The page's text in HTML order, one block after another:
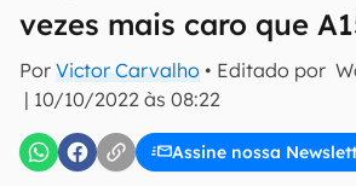
vezes mais caro que
Por Victor Carvalho • Editado por
| 10/10/2022 às 08:22
Assine nossa
E-mail